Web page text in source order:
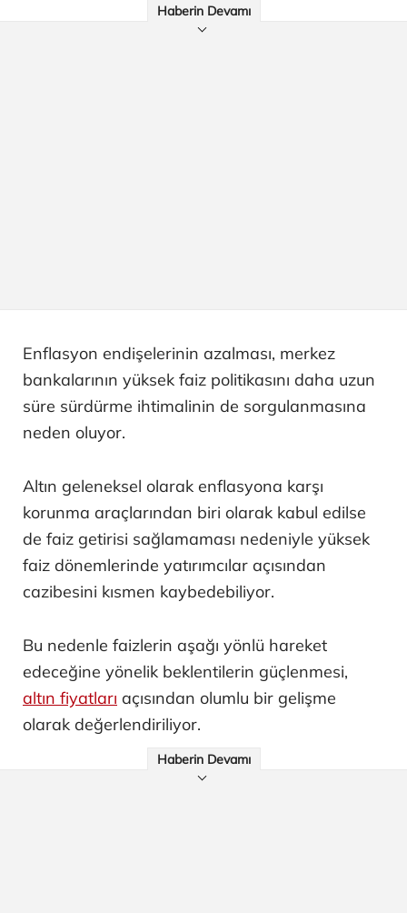
Haberin Devamı
Enflasyon endişelerinin azalması, merkez
bankalarının yüksek faiz politikasını daha uzun
süre sürdürme ihtimalinin de sorgulanmasına
neden oluyor.
Altın geleneksel olarak enflasyona karşı
korunma araçlarından biri olarak kabul edilse
de faiz getirisi sağlamaması nedeniyle yüksek
faiz dönemlerinde yatırımcılar açısından
cazibesini kısmen kaybedebiliyor.
Bu nedenle faizlerin aşağı yönlü hareket
edeceğine yönelik beklentilerin güçlenmesi,
altın fiyatları açısından olumlu bir gelişme
olarak değerlendiriliyor.
Haberin Devamı